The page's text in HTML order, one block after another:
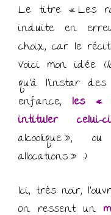
Le titre « Les
induite en
choix, car le
Voici mon idée (
qu’à l’instar
enfance, les «
intituler celui-ci
alcoolique »,
allocations » :).
Ici, très noir,
On ressent un